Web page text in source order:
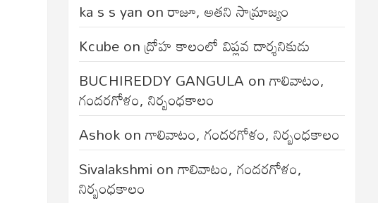
ka s s yan onరాజూ, అతని సామ్రాజ్యం
Kcubeonద్రోహ కాలంలో విప్లవ దార్శనికుడు
BUCHIREDDY GANGULA onగాలివాటం,
గందరగోళం, నిర్బంధకాలం
Ashokonగాలివాటం, గందరగోళం, నిర్బంధకాలం
Sivalakshmi onగాలివాటం, గందరగోళం,
నిర్బంధకాలం